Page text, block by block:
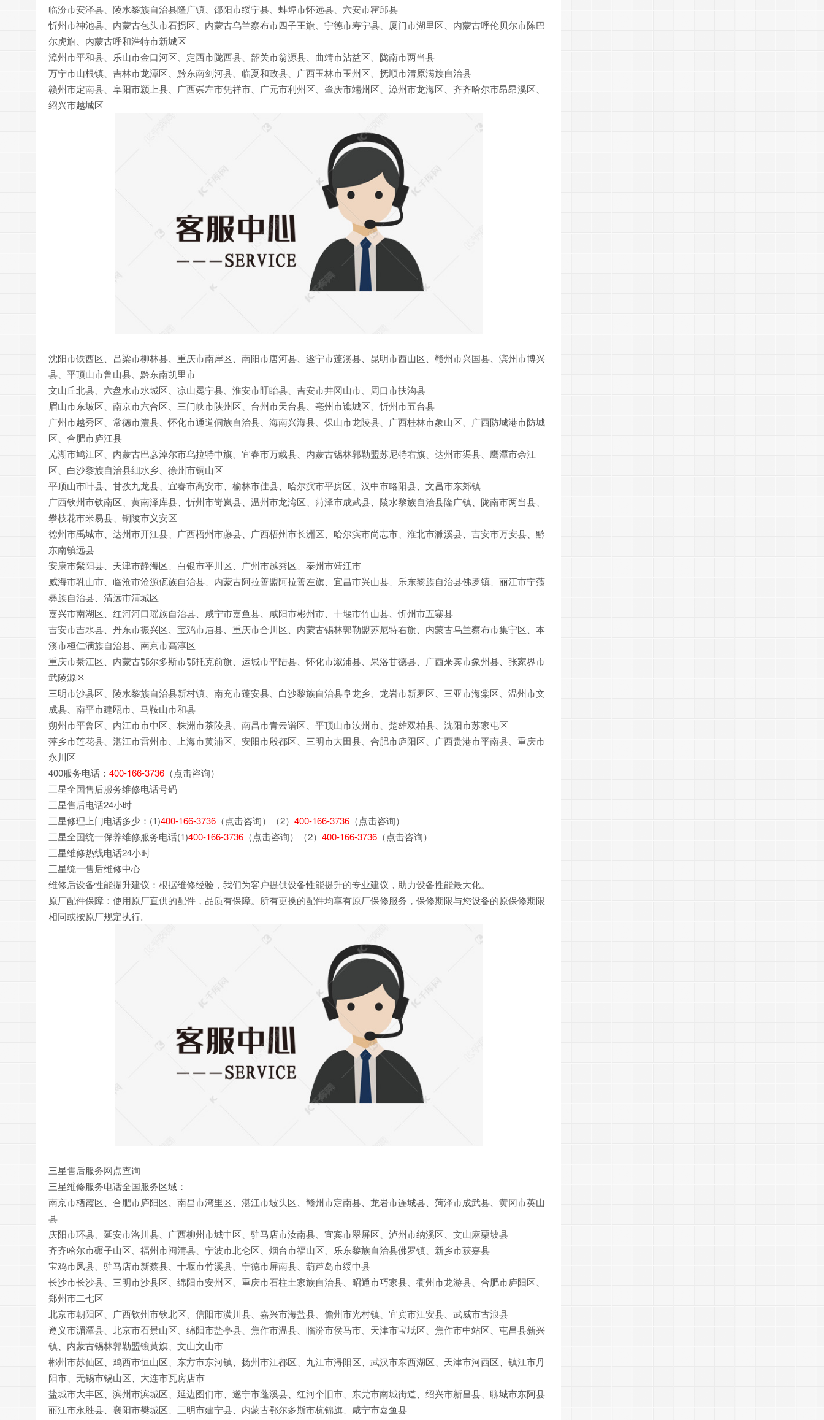
临汾市安泽县、陵水黎族自治县隆广镇、邵阳市绥宁县、蚌埠市怀远县、六安市霍邱县
忻州市神池县、内蒙古包头市石拐区、内蒙古乌兰察布市四子王旗、宁德市寿宁县、厦门市湖里区、内蒙古呼伦贝尔市陈巴
尔虎旗、内蒙古呼和浩特市新城区
漳州市平和县、乐山市金口河区、定西市陇西县、韶关市翁源县、曲靖市沾益区、陇南市两当县
万宁市山根镇、吉林市龙潭区、黔东南剑河县、临夏和政县、广西玉林市玉州区、抚顺市清原满族自治县
赣州市定南县、阜阳市颍上县、广西崇左市凭祥市、广元市利州区、肇庆市端州区、漳州市龙海区、齐齐哈尔市昂昂溪区、
绍兴市越城区
沈阳市铁西区、吕梁市柳林县、重庆市南岸区、南阳市唐河县、遂宁市蓬溪县、昆明市西山区、赣州市兴国县、滨州市博兴
县、平顶山市鲁山县、黔东南凯里市
文山丘北县、六盘水市水城区、凉山冕宁县、淮安市盱眙县、吉安市井冈山市、周口市扶沟县
眉山市东坡区、南京市六合区、三门峡市陕州区、台州市天台县、亳州市谯城区、忻州市五台县
广州市越秀区、常德市澧县、怀化市通道侗族自治县、海南兴海县、保山市龙陵县、广西桂林市象山区、广西防城港市防城
区、合肥市庐江县
芜湖市鸠江区、内蒙古巴彦淖尔市乌拉特中旗、宜春市万载县、内蒙古锡林郭勒盟苏尼特右旗、达州市渠县、鹰潭市余江
区、白沙黎族自治县细水乡、徐州市铜山区
平顶山市叶县、甘孜九龙县、宜春市高安市、榆林市佳县、哈尔滨市平房区、汉中市略阳县、文昌市东郊镇
广西钦州市钦南区、黄南泽库县、忻州市岢岚县、温州市龙湾区、菏泽市成武县、陵水黎族自治县隆广镇、陇南市两当县、
攀枝花市米易县、铜陵市义安区
德州市禹城市、达州市开江县、广西梧州市藤县、广西梧州市长洲区、哈尔滨市尚志市、淮北市濉溪县、吉安市万安县、黔
东南镇远县
安康市紫阳县、天津市静海区、白银市平川区、广州市越秀区、泰州市靖江市
威海市乳山市、临沧市沧源佤族自治县、内蒙古阿拉善盟阿拉善左旗、宜昌市兴山县、乐东黎族自治县佛罗镇、丽江市宁蒗
彝族自治县、清远市清城区
嘉兴市南湖区、红河河口瑶族自治县、咸宁市嘉鱼县、咸阳市彬州市、十堰市竹山县、忻州市五寨县
吉安市吉水县、丹东市振兴区、宝鸡市眉县、重庆市合川区、内蒙古锡林郭勒盟苏尼特右旗、内蒙古乌兰察布市集宁区、本
溪市桓仁满族自治县、南京市高淳区
重庆市綦江区、内蒙古鄂尔多斯市鄂托克前旗、运城市平陆县、怀化市溆浦县、果洛甘德县、广西来宾市象州县、张家界市
武陵源区
三明市沙县区、陵水黎族自治县新村镇、南充市蓬安县、白沙黎族自治县阜龙乡、龙岩市新罗区、三亚市海棠区、温州市文
成县、南平市建瓯市、马鞍山市和县
朔州市平鲁区、内江市市中区、株洲市茶陵县、南昌市青云谱区、平顶山市汝州市、楚雄双柏县、沈阳市苏家屯区
萍乡市莲花县、湛江市雷州市、上海市黄浦区、安阳市殷都区、三明市大田县、合肥市庐阳区、广西贵港市平南县、重庆市
永川区
400服务电话： 400-166-3736 （点击咨询）
三星全国售后服务维修电话号码
三星售后电话24小时
三星修理上门电话多少：(1)400-166-3736 （点击咨询）（2） 400-166-3736 （点击咨询）
三星全国统一保养维修服务电话(1)400-166-3736 （点击咨询）（2） 400-166-3736 （点击咨询）
三星维修热线电话24小时
三星统一售后维修中心
维修后设备性能提升建议：根据维修经验，我们为客户提供设备性能提升的专业建议，助力设备性能最大化。
原厂配件保障：使用原厂直供的配件，品质有保障。所有更换的配件均享有原厂保修服务，保修期限与您设备的原保修期限
相同或按原厂规定执行。
三星售后服务网点查询
三星维修服务电话全国服务区域：
南京市栖霞区、合肥市庐阳区、南昌市湾里区、湛江市坡头区、赣州市定南县、龙岩市连城县、菏泽市成武县、黄冈市英山
县
庆阳市环县、延安市洛川县、广西柳州市城中区、驻马店市汝南县、宜宾市翠屏区、泸州市纳溪区、文山麻栗坡县
齐齐哈尔市碾子山区、福州市闽清县、宁波市北仑区、烟台市福山区、乐东黎族自治县佛罗镇、新乡市获嘉县
宝鸡市凤县、驻马店市新蔡县、十堰市竹溪县、宁德市屏南县、葫芦岛市绥中县
长沙市长沙县、三明市沙县区、绵阳市安州区、重庆市石柱土家族自治县、昭通市巧家县、衢州市龙游县、合肥市庐阳区、
郑州市二七区
北京市朝阳区、广西钦州市钦北区、信阳市潢川县、嘉兴市海盐县、儋州市光村镇、宜宾市江安县、武威市古浪县
遵义市湄潭县、北京市石景山区、绵阳市盐亭县、焦作市温县、临汾市侯马市、天津市宝坻区、焦作市中站区、屯昌县新兴
镇、内蒙古锡林郭勒盟镶黄旗、文山文山市
郴州市苏仙区、鸡西市恒山区、东方市东河镇、扬州市江都区、九江市浔阳区、武汉市东西湖区、天津市河西区、镇江市丹
阳市、无锡市锡山区、大连市瓦房店市
盐城市大丰区、滨州市滨城区、延边图们市、遂宁市蓬溪县、红河个旧市、东莞市南城街道、绍兴市新昌县、聊城市东阿县
丽江市永胜县、襄阳市樊城区、三明市建宁县、内蒙古鄂尔多斯市杭锦旗、咸宁市嘉鱼县